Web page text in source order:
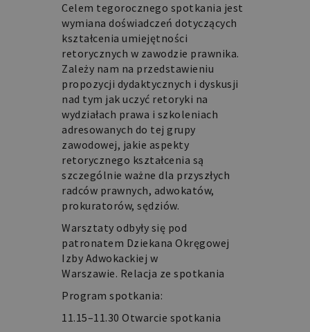
Celem tegorocznego spotkania jest
wymiana doświadczeń dotyczących
kształcenia umiejętności
retorycznych w zawodzie prawnika.
Zależy nam na przedstawieniu
propozycji dydaktycznych i dyskusji
nad tym jak uczyć retoryki na
wydziałach prawa i szkoleniach
adresowanych do tej grupy
zawodowej, jakie aspekty
retorycznego kształcenia są
szczególnie ważne dla przyszłych
radców prawnych, adwokatów,
prokuratorów, sędziów.
Warsztaty odbyły się pod
patronatem Dziekana Okręgowej
Izby Adwokackiej w
Warszawie. Relacja ze spotkania
Program spotkania:
11.15–11.30 Otwarcie spotkania